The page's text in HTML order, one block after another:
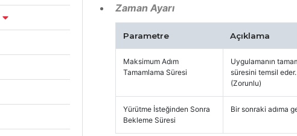
Zaman Ayarı
Parametre Açıklama
Maksimum Adım
Tamamlama Süresi
Uygulamanın
süresini temsil eder.
(Zorunlu)
Yürütme İsteğinden Sonra
Bekleme Süresi
Bir sonraki adıma